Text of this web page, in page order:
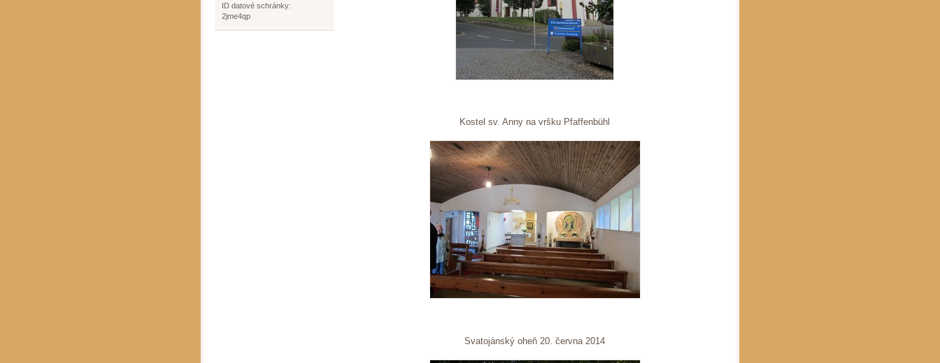
Kostel sv. Anny na vršku Pfaffenbühl
Svatojánský oheň 20. června 2014
ID datové schránky:
2jme4qp